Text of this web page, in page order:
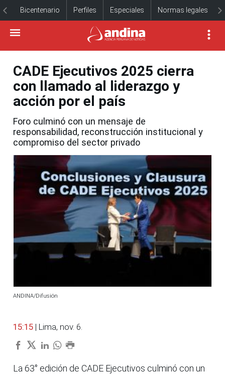
Bicentenario Perfiles Especiales Normas legales
CADE Ejecutivos 2025 cierra
con llamado al liderazgo y
acción por el país
Foro culminó con un mensaje de
responsabilidad, reconstrucción institucional y
compromiso del sector privado
ANDINA/Difusión
15:15 | Lima, nov. 6.
La 63° edición de CADE Ejecutivos culminó con un